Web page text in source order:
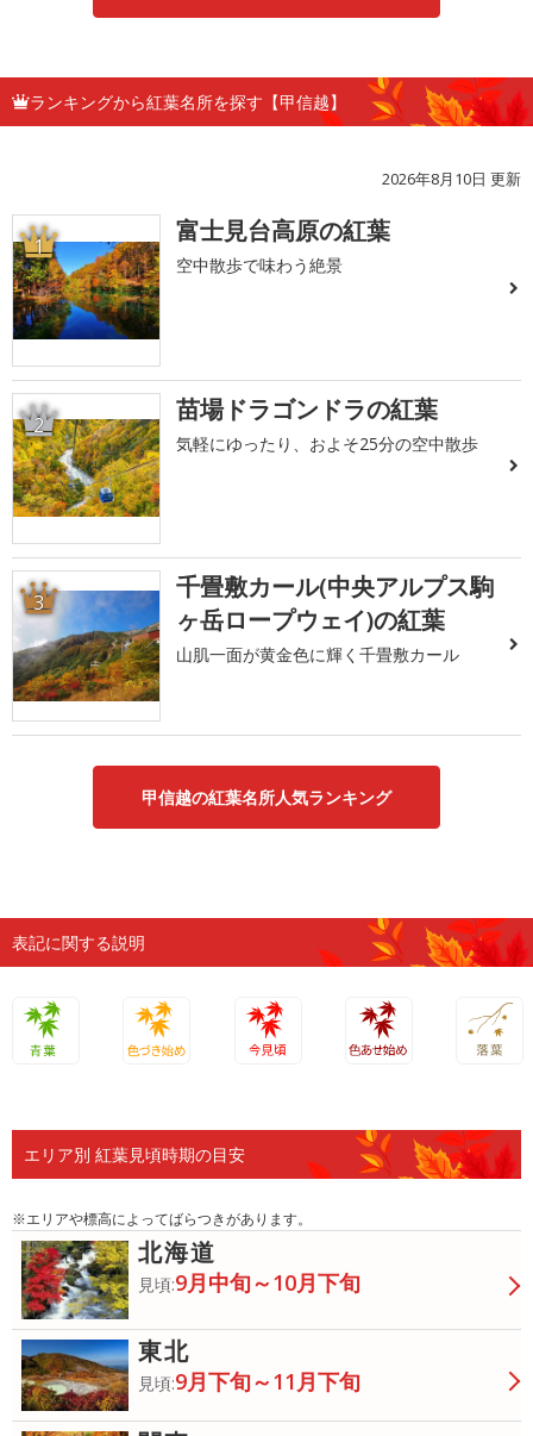
ランキングから紅葉名所を探す【甲信越】
2026年8月10日 更新
1 富士見台高原の紅葉
空中散歩で味わう絶景
2 苗場ドラゴンドラの紅葉
気軽にゆったり、およそ25分の空中散歩
3
千畳敷カール(中央アルプス駒
ヶ岳ロープウェイ)の紅葉
山肌一面が黄金色に輝く千畳敷カール
甲信越の紅葉名所人気ランキング
表記に関する説明
エリア別 紅葉見頃時期の目安
※エリアや標高によってばらつきがあります。
北海道
見頃:9月中旬～10月下旬
東北
見頃:9月下旬～11月下旬